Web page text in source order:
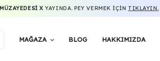
X YAYINDA. PEY VERMEK IÇIN TIKLAYIN.
MAĞAZA BLOG HAKKIMIZDA